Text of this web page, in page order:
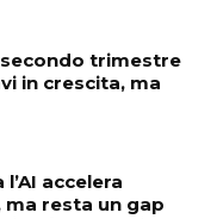
secondo trimestre
in crescita, ma
accelera
ma resta un gap